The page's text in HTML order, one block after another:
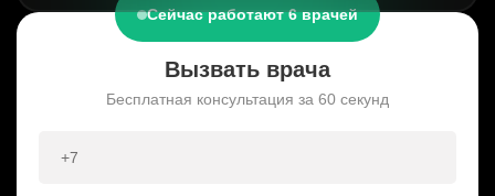
Сейчас работают 6 врачей
Вызвать врача
Бесплатная консультация за 60 секунд